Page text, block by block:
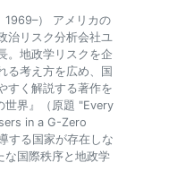
1969–） アメリカの
治リスク分析会社ユ
。地政学リスクを企
る考え方を広め、国
すく解説する著作を
世界』（原題 "Every
in a G-Zero
する国家が存在しな
な国際秩序と地政学